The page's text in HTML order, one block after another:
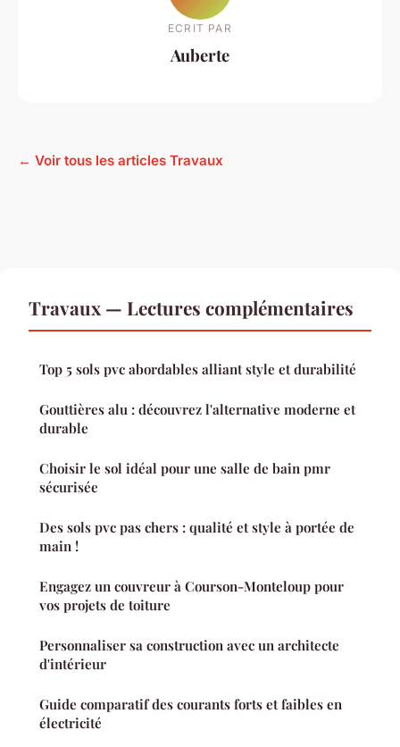
ECRIT PAR
Auberte
← Voir tous les articles Travaux
Travaux — Lectures complémentaires
Top 5 sols pvc abordables alliant style et durabilité
Gouttières alu : découvrez l'alternative moderne et
durable
Choisir le sol idéal pour une salle de bain pmr
sécurisée
Des sols pvc pas chers : qualité et style à portée de
main !
Engagez un couvreur à Courson-Monteloup pour
vos projets de toiture
Personnaliser sa construction avec un architecte
d'intérieur
Guide comparatif des courants forts et faibles en
électricité